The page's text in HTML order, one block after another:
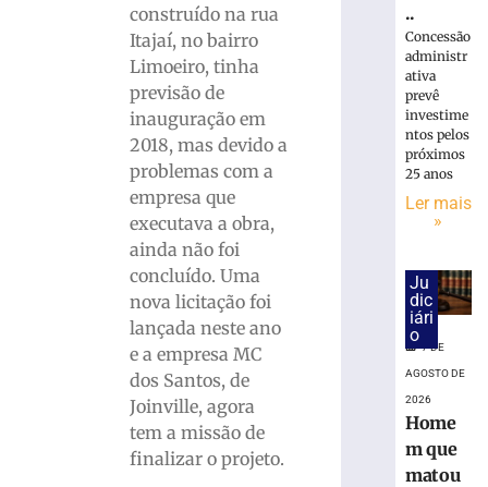
construído na rua
Itajaí, no bairro
Limoeiro, tinha
previsão de
inauguração em
2018, mas devido a
problemas com a
empresa que
executava a obra,
ainda não foi
concluído. Uma
nova licitação foi
lançada neste ano
e a empresa MC
dos Santos, de
Joinville, agora
tem a missão de
finalizar o projeto.
Feira
Livre
Schlosser
terá
horário
especial
neste
sábado
Brusque
mais
..
Concessão
administr
ativa
prevê
investime
ntos pelos
próximos
25 anos
Ler mais
»
Ju
dic
iári
o
7 DE
AGOSTO DE
2026
Home
m que
matou